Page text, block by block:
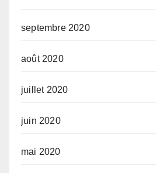
septembre 2020
août 2020
juillet 2020
juin 2020
mai 2020